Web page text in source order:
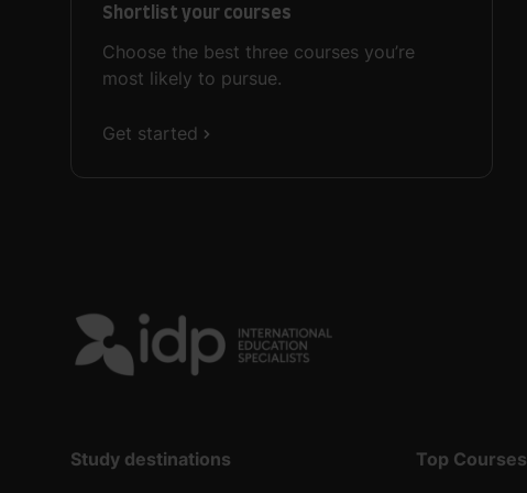
Shortlist your courses
Choose the best three courses you’re
most likely to pursue.
Get started
Study destinations Top Courses